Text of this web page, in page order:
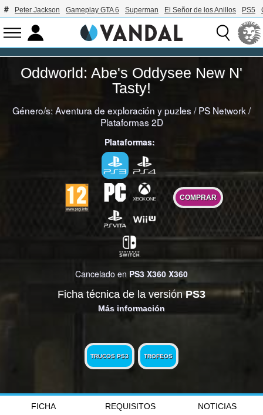
Peter Jackson Gameplay GTA 6 Superman El Señor de los Anillos PS5
Oddworld: Abe's Oddysee New N'
Tasty!
Género/s:Aventura de exploración y puzles/PS Network/
Plataformas 2D
Plataformas:
COMPRAR
Cancelado en PS3 X360 X360
Ficha técnica de la versiónPS3
Más información
TRUCOS PS3 TROFEOS
FICHA REQUISITOS
NOTICIAS